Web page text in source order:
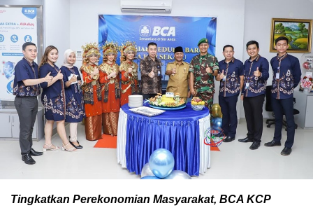
Tingkatkan Perekonomian Masyarakat, BCA KCP